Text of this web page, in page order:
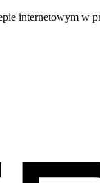
internetowym w